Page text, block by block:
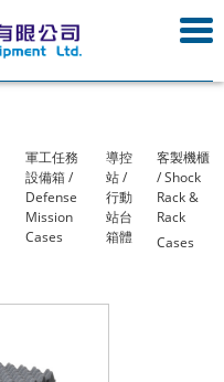
軍工任務
設備箱 /
Defense
Mission
Cases
導控
站 /
行動
站台
箱體
客製機櫃
/ Shock
Rack &
Rack
Cases